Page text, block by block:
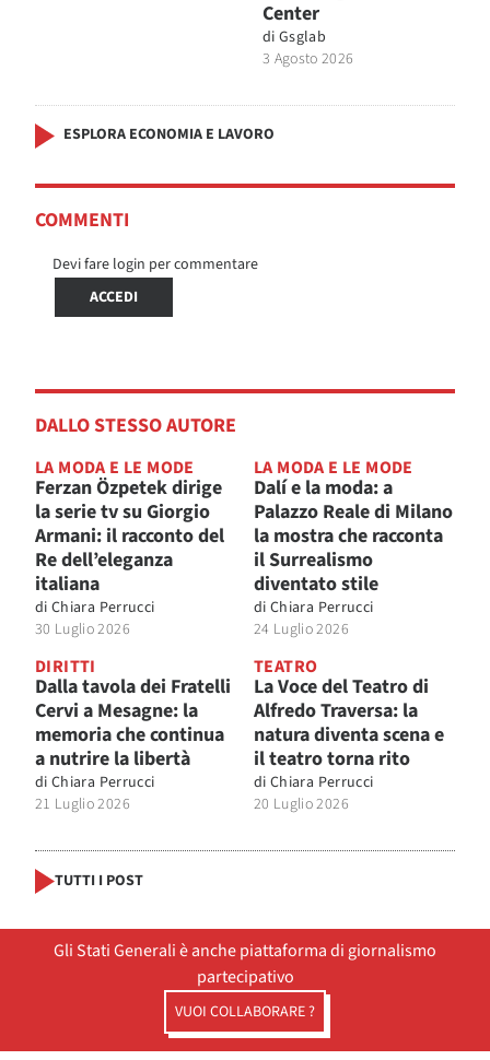
Center
di Gsglab
3 Agosto 2026
ESPLORA ECONOMIA E LAVORO
COMMENTI
Devi fare login per commentare
ACCEDI
DALLO STESSO AUTORE
LA MODA E LE MODE
Ferzan Özpetek dirige
la serie tv su Giorgio
Armani: il racconto del
Re dell’eleganza
italiana
di Chiara Perrucci
30 Luglio 2026
LA MODA E LE MODE
Dalí e la moda: a
Palazzo Reale di Milano
la mostra che racconta
il Surrealismo
diventato stile
di Chiara Perrucci
24 Luglio 2026
DIRITTI
Dalla tavola dei Fratelli
Cervi a Mesagne: la
memoria che continua
a nutrire la libertà
di Chiara Perrucci
21 Luglio 2026
TEATRO
La Voce del Teatro di
Alfredo Traversa: la
natura diventa scena e
il teatro torna rito
di Chiara Perrucci
20 Luglio 2026
TUTTI I POST
Gli Stati Generali è anche piattaforma di giornalismo
partecipativo
VUOI COLLABORARE ?